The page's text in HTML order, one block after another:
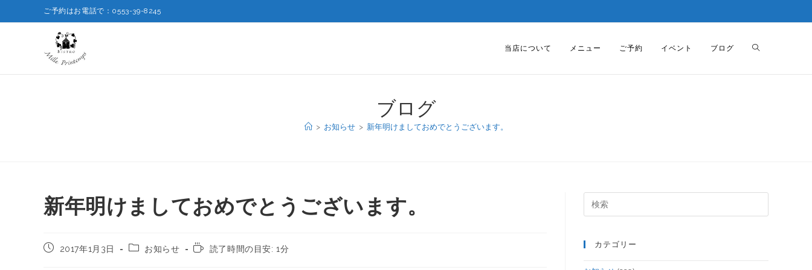
ご予約はお電話で：0553-39-8245
当店について メニュー ご予約 イベント ブログ
ブログ
> お知らせ > 新年明けましておめでとうございます。
新年明けましておめでとうございます。
2017年1月3日 お知らせ 読了時間の目安: 1分 カテゴリー